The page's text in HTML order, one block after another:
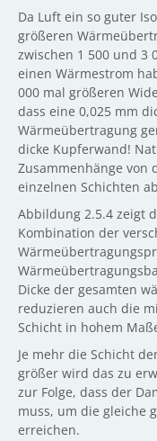
Da Luft ein so guter
größeren
zwischen 1 500 und 3
einen Wärmestrom
000 mal größeren
dass eine 0,025 mm
Wärmeübertragung
dicke Kupferwand!
Zusammenhänge von
einzelnen Schichten
Abbildung 2.5.4 zeigt
Kombination der
Dicke der gesamten
reduzieren auch die
Schicht in hohem
Je mehr die Schicht
größer wird das zu
zur Folge, dass der
muss, um die gleiche
erreichen.